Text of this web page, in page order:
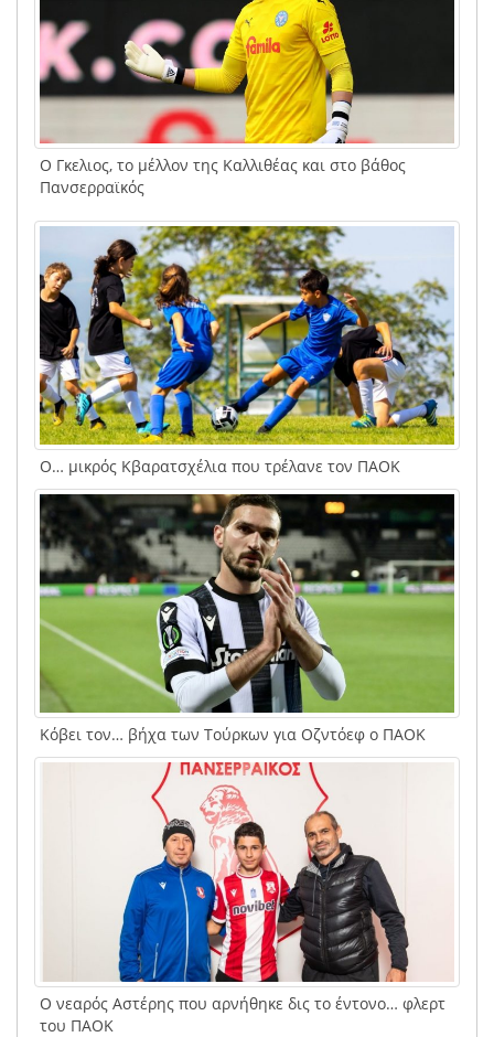
Ο Γκελιος, το μέλλον της Καλλιθέας και στο βάθος
Πανσερραϊκός
Ο… μικρός Κβαρατσχέλια που τρέλανε τον ΠΑΟΚ
Κόβει τον… βήχα των Τούρκων για Οζντόεφ ο ΠΑΟΚ
Ο νεαρός Αστέρης που αρνήθηκε δις το έντονο… φλερτ
του ΠΑΟΚ